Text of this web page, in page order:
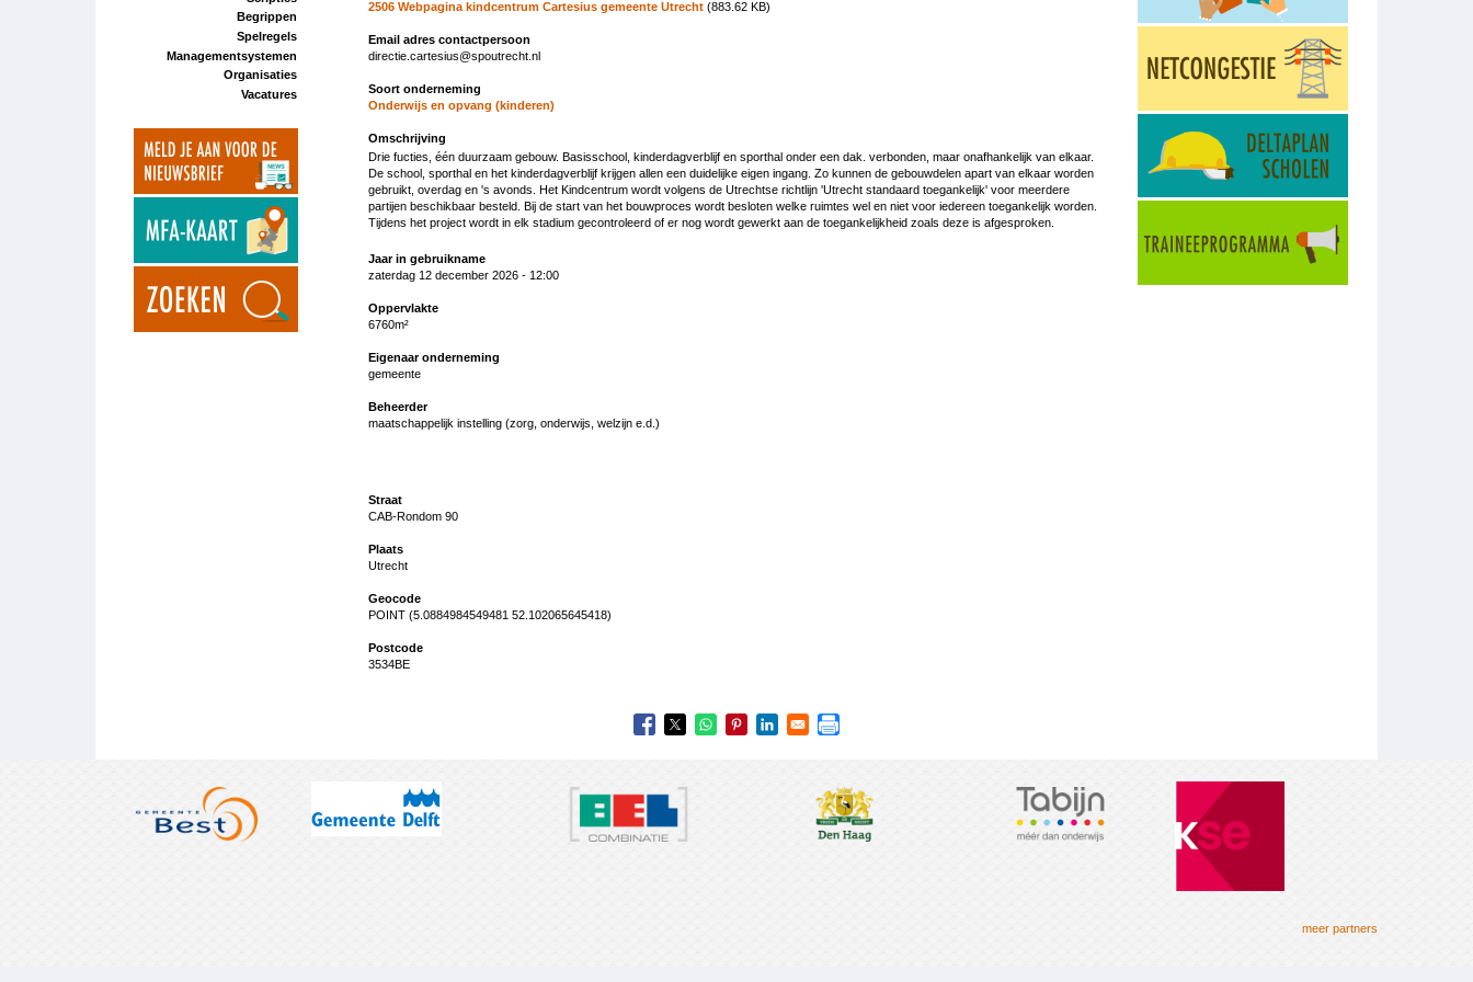
Begrippen
Spelregels
Managementsystemen
Organisaties
Vacatures
2506 Webpagina kindcentrum Cartesius gemeente Utrecht (883.62 KB)
Email adres contactpersoon
directie.cartesius@spoutrecht.nl
Soort onderneming
Onderwijs en opvang (kinderen)
Omschrijving
Drie fucties, één duurzaam gebouw. Basisschool, kinderdagverblijf en sporthal onder een dak. verbonden, maar onafhankelijk van elkaar.
De school, sporthal en het kinderdagverblijf krijgen allen een duidelijke eigen ingang. Zo kunnen de gebouwdelen apart van elkaar worden
gebruikt, overdag en 's avonds. Het Kindcentrum wordt volgens de Utrechtse richtlijn 'Utrecht standaard toegankelijk' voor meerdere
partijen beschikbaar besteld. Bij de start van het bouwproces wordt besloten welke ruimtes wel en niet voor iedereen toegankelijk worden.
Tijdens het project wordt in elk stadium gecontroleerd of er nog wordt gewerkt aan de toegankelijkheid zoals deze is afgesproken.
Jaar in gebruikname
zaterdag 12 december 2026 - 12:00
Oppervlakte
6760m²
Eigenaar onderneming
gemeente
Beheerder
maatschappelijk instelling (zorg, onderwijs, welzijn e.d.)
Straat
CAB-Rondom 90
Plaats
Utrecht
Geocode
POINT (5.0884984549481 52.102065645418)
Postcode
3534BE
meer partners